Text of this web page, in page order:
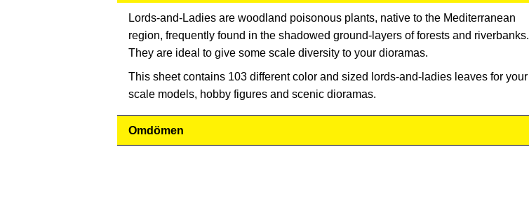
Lords-and-Ladies are woodland poisonous plants, native to the Mediterranean
region, frequently found in the shadowed ground-layers of forests and riverbanks.
They are ideal to give some scale diversity to your dioramas.
This sheet contains 103 different color and sized lords-and-ladies leaves for your
scale models, hobby figures and scenic dioramas.
Omdömen